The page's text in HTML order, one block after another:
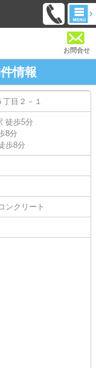
お問合せ
情報
丁目２－１
徒歩5分
8分
歩8分
ンクリート